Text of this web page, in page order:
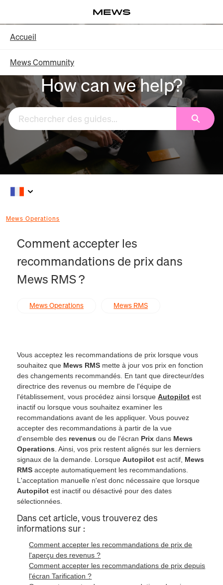
contenu
principal
Accueil
Mews Community
How can we help?
Mews Operations
Comment accepter les
recommandations de prix dans
Mews RMS ?
Mews Operations Mews RMS
Vous acceptez les recommandations de prix lorsque vous
souhaitez que Mews RMS mette à jour vos prix en fonction
des changements recommandés. En tant que directeur/des
directrice des revenus ou membre de l'équipe de
l'établissement, vous procédez ainsi lorsqueAutopilot est
inactif ou lorsque vous souhaitez examiner les
recommandations avant de les appliquer. Vous pouvez
accepter des recommandations à partir de la vue
d'ensemble des revenus ou de l'écran Prix dans Mews
Operations . Ainsi, vos prix restent alignés sur les derniers
signaux de la demande. LorsqueAutopilot est actif, Mews
RMS accepte automatiquement les recommandations.
L'acceptation manuelle n'est donc nécessaire que lorsque
Autopilot est inactif ou désactivé pour des dates
sélectionnées.
Dans cet article, vous trouverez des
informations sur :
Comment accepter les recommandations de prix de
l'aperçu des revenus ?
Comment accepter les recommandations de prix depuis
l'écran Tarification ?